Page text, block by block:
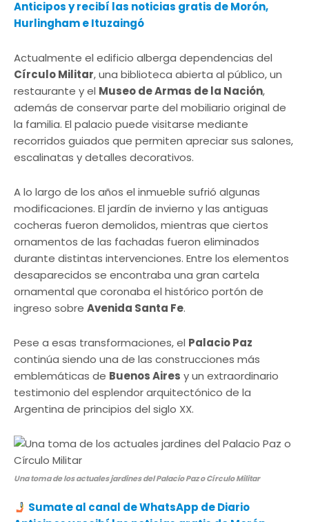
Anticipos y recibí las noticias gratis de Morón,
Hurlingham e Ituzaingó
Actualmente el edificio alberga dependencias del
Círculo Militar, una biblioteca abierta al público, un
restaurante y el Museo de Armas de la Nación,
además de conservar parte del mobiliario original de
la familia. El palacio puede visitarse mediante
recorridos guiados que permiten apreciar sus salones,
escalinatas y detalles decorativos.
A lo largo de los años el inmueble sufrió algunas
modificaciones. El jardín de invierno y las antiguas
cocheras fueron demolidos, mientras que ciertos
ornamentos de las fachadas fueron eliminados
durante distintas intervenciones. Entre los elementos
desaparecidos se encontraba una gran cartela
ornamental que coronaba el histórico portón de
ingreso sobre Avenida Santa Fe.
Pese a esas transformaciones, el Palacio Paz
continúa siendo una de las construcciones más
emblemáticas de Buenos Aires y un extraordinario
testimonio del esplendor arquitectónico de la
Argentina de principios del siglo XX.
Una toma de los actuales jardines del Palacio Paz o Círculo Militar
Sumate al canal de WhatsApp de Diario